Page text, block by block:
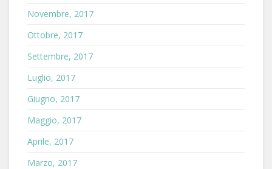
Novembre, 2017
Ottobre, 2017
Settembre, 2017
Luglio, 2017
Giugno, 2017
Maggio, 2017
Aprile, 2017
Marzo, 2017